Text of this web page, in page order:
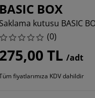
BASIC BOX
Saklama kutusu BASIC
(0)
275,00 TL /adt
fiyatlarımıza KDV dahildir